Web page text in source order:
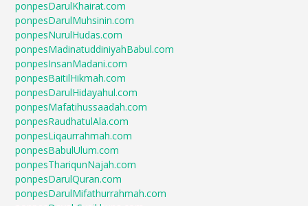
ponpesDarulKhairat.com
ponpesDarulMuhsinin.com
ponpesNurulHudas.com
ponpesMadinatuddiniyahBabul.com
ponpesInsanMadani.com
ponpesBaitilHikmah.com
ponpesDarulHidayahul.com
ponpesMafatihussaadah.com
ponpesRaudhatulAla.com
ponpesLiqaurrahmah.com
ponpesBabulUlum.com
ponpesThariqunNajah.com
ponpesDarulQuran.com
ponpesDarulMifathurrahmah.com